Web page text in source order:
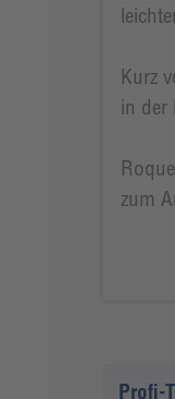
Kurz
in der
zum
Profi-